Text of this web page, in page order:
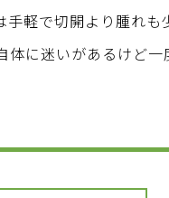
軽で切開より腫れ
体に迷いがあるけど